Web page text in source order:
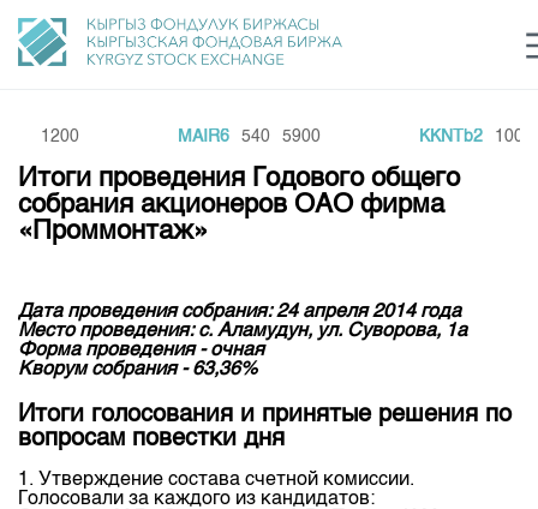
Финансовый рынок KG login Рус Кыр
О нас
Общая информация
Акционеры
Руководство
Внутренний аудитор
Направления
Товарно-сырьевой сектор
Центр раскрытия информации
Тарифы
Нормативная база
Биржевая деятельность
Депозитарная деятельность
Центр раскрытия информации
Статистика торгов
Итоги последних торгов
1200 MAIR6 540 5900 KKNTb2 100
Итоги проведения Годового общего
собрания акционеров ОАО фирма
«Проммонтаж»
Дата проведения собрания: 24 апреля 2014 года
Место проведения: с. Аламудун, ул. Суворова, 1а
Форма проведения - очная
Кворум собрания - 63,36%
Итоги голосования и принятые решения по
вопросам повестки дня
1. Утверждение состава счетной комиссии.
Голосовали за каждого из кандидатов: